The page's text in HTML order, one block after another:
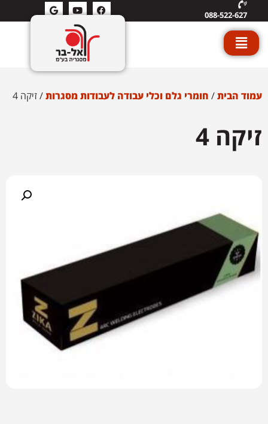
088-522-627
עמוד הבית/ חומרי גלם וכלי עבודה לעבודות מסגרות/ זיקה 4
זיקה 4